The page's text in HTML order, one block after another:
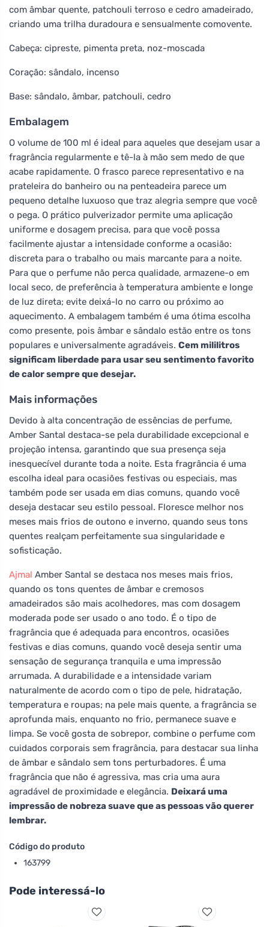
com âmbar quente, patchouli terroso e cedro amadeirado,
criando uma trilha duradoura e sensualmente comovente.
Cabeça: cipreste, pimenta preta, noz-moscada
Coração: sândalo, incenso
Base: sândalo, âmbar, patchouli, cedro
Embalagem
O volume de 100 ml é ideal para aqueles que desejam usar a
fragrância regularmente e tê-la à mão sem medo de que
acabe rapidamente. O frasco parece representativo e na
prateleira do banheiro ou na penteadeira parece um
pequeno detalhe luxuoso que traz alegria sempre que você
o pega. O prático pulverizador permite uma aplicação
uniforme e dosagem precisa, para que você possa
facilmente ajustar a intensidade conforme a ocasião:
discreta para o trabalho ou mais marcante para a noite.
Para que o perfume não perca qualidade, armazene-o em
local seco, de preferência à temperatura ambiente e longe
de luz direta; evite deixá-lo no carro ou próximo ao
aquecimento. A embalagem também é uma ótima escolha
como presente, pois âmbar e sândalo estão entre os tons
populares e universalmente agradáveis. Cem mililitros
significam liberdade para usar seu sentimento favorito
de calor sempre que desejar.
Mais informações
Devido à alta concentração de essências de perfume,
Amber Santal destaca-se pela durabilidade excepcional e
projeção intensa, garantindo que sua presença seja
inesquecível durante toda a noite. Esta fragrância é uma
escolha ideal para ocasiões festivas ou especiais, mas
também pode ser usada em dias comuns, quando você
deseja destacar seu estilo pessoal. Floresce melhor nos
meses mais frios de outono e inverno, quando seus tons
quentes realçam perfeitamente sua singularidade e
sofisticação.
Ajmal Amber Santal se destaca nos meses mais frios,
quando os tons quentes de âmbar e cremosos
amadeirados são mais acolhedores, mas com dosagem
moderada pode ser usado o ano todo. É o tipo de
fragrância que é adequada para encontros, ocasiões
festivas e dias comuns, quando você deseja sentir uma
sensação de segurança tranquila e uma impressão
arrumada. A durabilidade e a intensidade variam
naturalmente de acordo com o tipo de pele, hidratação,
temperatura e roupas; na pele mais quente, a fragrância se
aprofunda mais, enquanto no frio, permanece suave e
limpa. Se você gosta de sobrepor, combine o perfume com
cuidados corporais sem fragrância, para destacar sua linha
de âmbar e sândalo sem tons perturbadores. É uma
fragrância que não é agressiva, mas cria uma aura
agradável de proximidade e elegância. Deixará uma
impressão de nobreza suave que as pessoas vão querer
lembrar.
Código do produto
163799
Pode interessá-lo